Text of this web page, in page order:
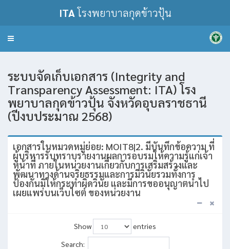
ITAโรงพยาบาลกุดข้าวปุ้น
Toggle
ระบบจัดเก็บเอกสาร (Integrity and
Transparency Assessment: ITA) โรง
พยาบาลกุดข้าวปุ้น จังหวัดอุบลราชธานี
(ปีงบประมาณ 2568)
เอกสารในหมวดหมู่ย่อย: MOIT8|2. มีบันทึกข้อความ ที่
ผู้บริหารรับทราบรายงานผลการอบรมให้ความรู้แก่เจ้า
หน้าที่ ภายในหน่วยงานเกี่ยวกับการเสริมสร้างและ
พัฒนาทางด้านจริยธรรมและการมีวินัยรวมทั้งการ
ป้องกันมิให้กระทำผิดวินัย และมีการขออนุญาตนำไป
เผยแพร่บนเว็บไซต์ ของหน่วยงาน
Show
entries
Search: